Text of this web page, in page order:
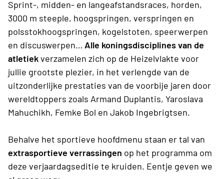
Sprint-, midden- en langeafstandsraces, horden,
3000 m steeple, hoogspringen, verspringen en
polsstokhoogspringen, kogelstoten, speerwerpen
en discuswerpen… Alle koningsdisciplines van de
atletiekverzamelen zich op de Heizelvlakte voor
jullie grootste plezier, in het verlengde van de
uitzonderlijke prestaties van de voorbije jaren door
wereldtoppers zoals Armand Duplantis, Yaroslava
Mahuchikh, Femke Bol en Jakob Ingebrigtsen.
Behalve het sportieve hoofdmenu staan er tal van
extrasportieve verrassingen op het programma om
deze verjaardagseditie te kruiden. Eentje geven we